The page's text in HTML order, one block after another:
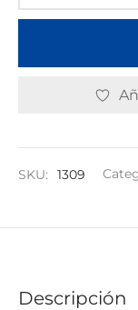
SKU: 1309
Descripción